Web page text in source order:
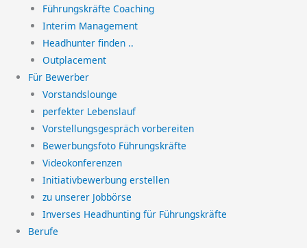
Führungskräfte Coaching
Interim Management
Headhunter finden ..
Outplacement
Für Bewerber
Vorstandslounge
perfekter Lebenslauf
Vorstellungsgespräch vorbereiten
Bewerbungsfoto Führungskräfte
Videokonferenzen
Initiativbewerbung erstellen
zu unserer Jobbörse
Inverses Headhunting für Führungskräfte
Berufe